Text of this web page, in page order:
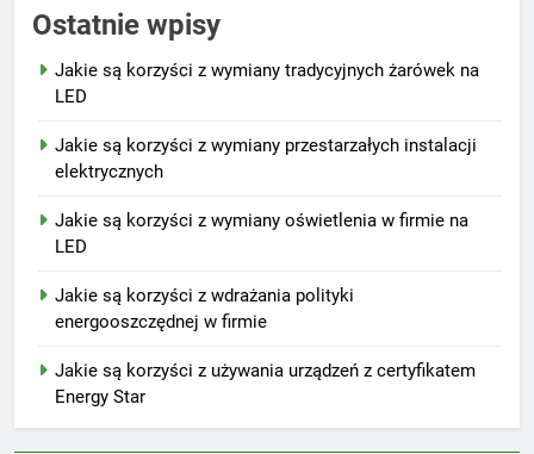
Ostatnie wpisy
Jakie są korzyści z wymiany tradycyjnych żarówek na
LED
Jakie są korzyści z wymiany przestarzałych instalacji
elektrycznych
Jakie są korzyści z wymiany oświetlenia w firmie na
LED
Jakie są korzyści z wdrażania polityki
energooszczędnej w firmie
Jakie są korzyści z używania urządzeń z certyfikatem
Energy Star